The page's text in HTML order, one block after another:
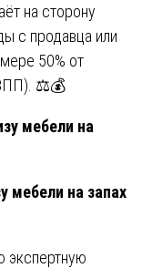
на сторону
с продавца или
50% от
⚖️💰
мебели на
мебели на запах
экспертную